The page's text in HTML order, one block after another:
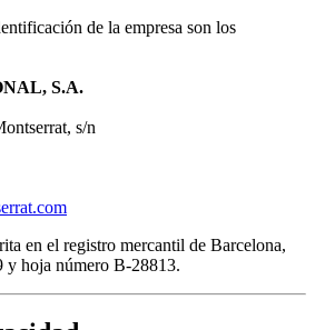
de la empresa son los
S.A.
s/n
en el registro mercantil de Barcelona,
hoja número B-28813.